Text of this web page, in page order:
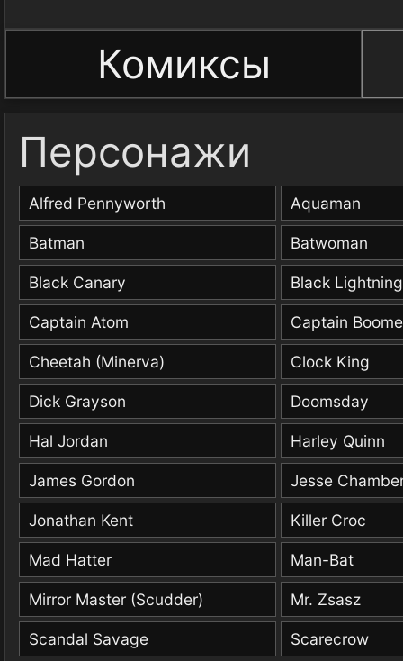
Комиксы
Персонажи
Alfred Pennyworth Aquaman
Batman Batwoman
Black Canary Black Lightning
Captain Atom Captain
Cheetah (Minerva) Clock King
Dick Grayson Doomsday
Hal Jordan Harley Quinn
James Gordon Jesse
Jonathan Kent Killer Croc
Mad Hatter Man-Bat
Mirror Master (Scudder) Mr. Zsasz
Scandal Savage Scarecrow